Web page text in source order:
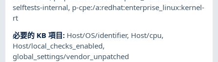
selftests-internal, p-cpe:/a:redhat:enterprise_linux:kernel-
rt
必要的 KB 項目: Host/OS/identifier, Host/cpu,
Host/local_checks_enabled,
global_settings/vendor_unpatched